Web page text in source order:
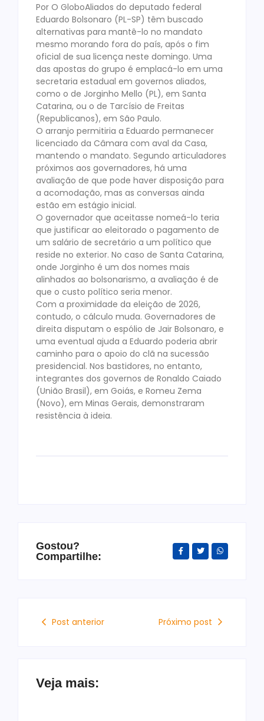
Por O GloboAliados do deputado federal
Eduardo Bolsonaro (PL-SP) têm buscado
alternativas para mantê-lo no mandato
mesmo morando fora do país, após o fim
oficial de sua licença neste domingo. Uma
das apostas do grupo é emplacá-lo em uma
secretaria estadual em governos aliados,
como o de Jorginho Mello (PL), em Santa
Catarina, ou o de Tarcísio de Freitas
(Republicanos), em São Paulo.
O arranjo permitiria a Eduardo permanecer
licenciado da Câmara com aval da Casa,
mantendo o mandato. Segundo articuladores
próximos aos governadores, há uma
avaliação de que pode haver disposição para
a acomodação, mas as conversas ainda
estão em estágio inicial.
O governador que aceitasse nomeá-lo teria
que justificar ao eleitorado o pagamento de
um salário de secretário a um político que
reside no exterior. No caso de Santa Catarina,
onde Jorginho é um dos nomes mais
alinhados ao bolsonarismo, a avaliação é de
que o custo político seria menor.
Com a proximidade da eleição de 2026,
contudo, o cálculo muda. Governadores de
direita disputam o espólio de Jair Bolsonaro, e
uma eventual ajuda a Eduardo poderia abrir
caminho para o apoio do clã na sucessão
presidencial. Nos bastidores, no entanto,
integrantes dos governos de Ronaldo Caiado
(União Brasil), em Goiás, e Romeu Zema
(Novo), em Minas Gerais, demonstraram
resistência à ideia.
Gostou?
Compartilhe:
Post anterior Próximo post
Veja mais: